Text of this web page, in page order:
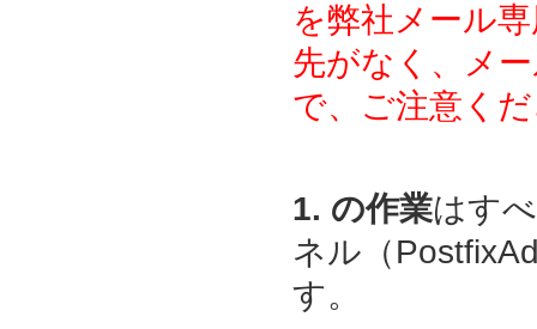
を弊社メール
先がなく、メ
で、ご注意く
1. の作業はす
ネル（
す。